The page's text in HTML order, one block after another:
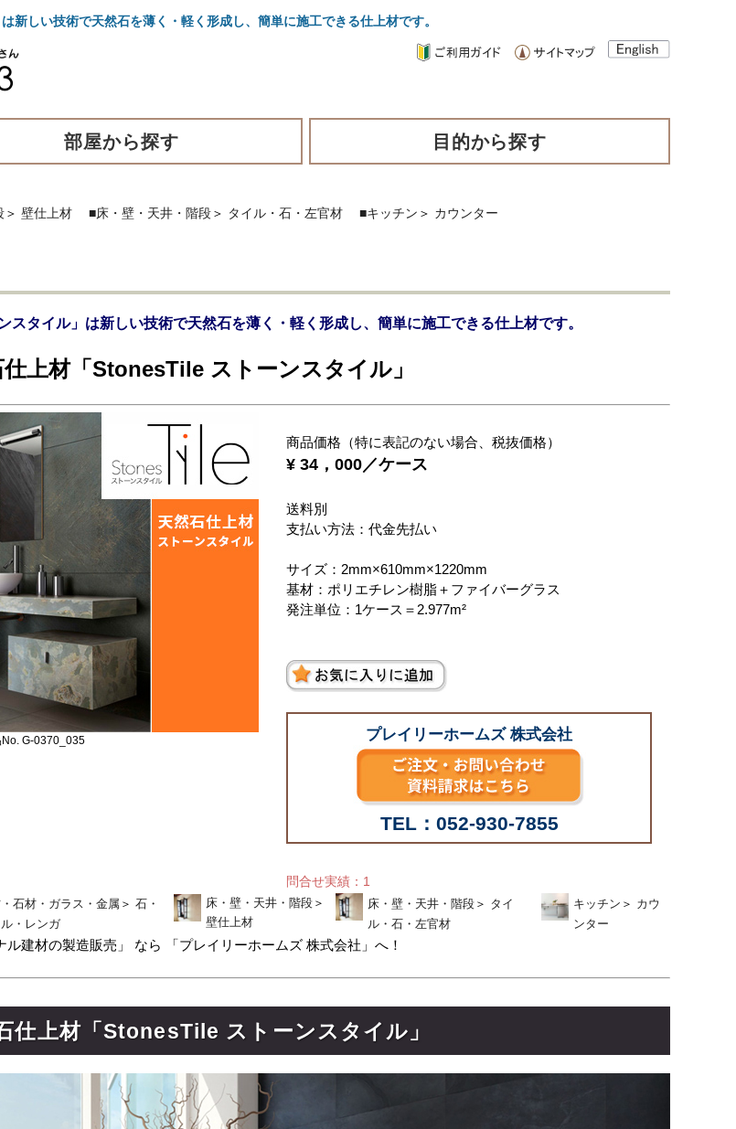
い技術で天然石を薄く・軽く形成し、簡単に施工できる仕上材です。
部屋から探す 目的から探す
＞ 壁仕上材 ■床・壁・天井・階段＞ タイル・石・左官材 ■キッチン ＞ カウンター
スタイル」は新しい技術で天然石を薄く・軽く形成し、簡単に施工できる仕上材です。
仕上材「StonesTile ストーンスタイル」
G-0370_035
商品価格（特に表記のない場合、税抜価格）
¥ 34，000／ケース
送料別
支払い方法：代金先払い
サイズ：2mm×610mm×1220mm
基材：ポリエチレン樹脂＋ファイバーグラス
発注単位：1ケース＝2.977m²
プレイリーホームズ 株式会社
TEL：052-930-7855
問合せ実績：1
石材・ガラス・金属 ＞ 石・
・レンガ
床・壁・天井・階段 ＞
壁仕上材
床・壁・天井・階段 ＞ タイ
ル・石・左官材
キッチン ＞ カウ
ンター
ル建材の製造販売」 なら 「プレイリーホームズ 株式会社」へ！
仕上材「StonesTile ストーンスタイル」